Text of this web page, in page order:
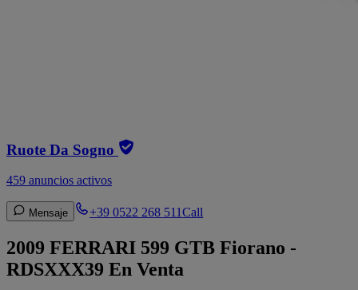
Ruote Da Sogno
459 anuncios activos
Mensaje +39 0522 268 511Call
2009 FERRARI 599 GTB Fiorano -
RDSXXX39 En Venta